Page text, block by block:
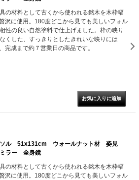
の材料として古くから使われる銘木を木枠幅
沢に使用。180度どこから見ても美しいフォル
性の良い自然塗料で仕上げました。枠の映り
くした、すっきりとしたきれいな映りには
完成まで約７営業日の商品です。
ル 51x131cm ウォールナット材 姿見
ミラー 全身鏡
の材料として古くから使われる銘木を木枠幅
沢に使用。180度どこから見ても美しいフォル